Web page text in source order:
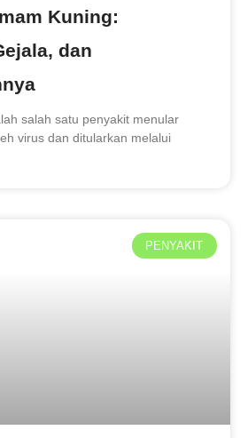
Kuning:
dan
salah satu penyakit menular
virus dan ditularkan melalui
PENYAKIT